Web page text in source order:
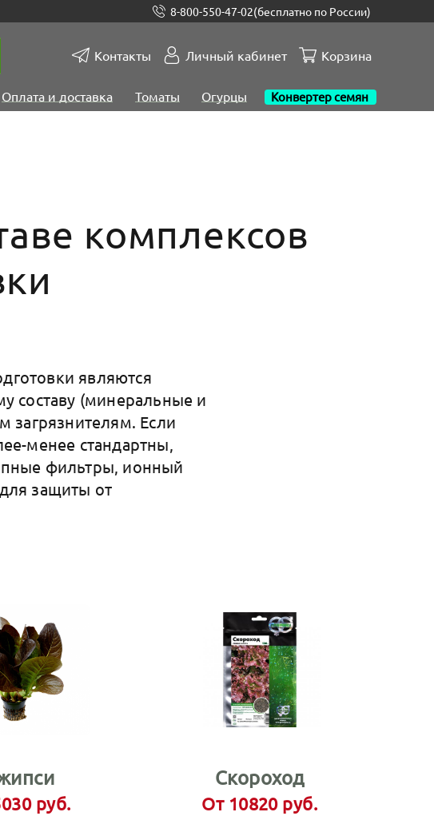
8-800-550-47-02(бесплатно по России)
Контакты Личный кабинет Корзина
Оплата и доставка Томаты Огурцы Конвертер семян
комплексов
являются
составу (минеральные и
загрязнителям. Если
менее стандартны,
фильтры, ионный
защиты от
руб.
Скороход
От 10820 руб.